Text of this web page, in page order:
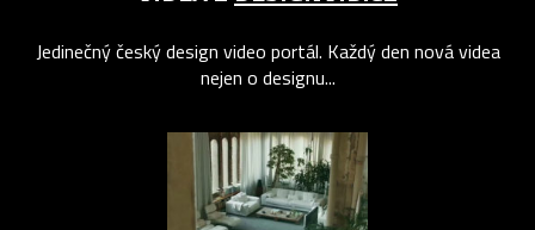
Jedinečný český design video portál. Každý den nová videa
nejen o designu...